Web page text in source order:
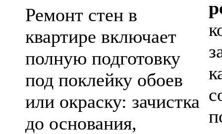
Ремонт стен в
квартире включает
полную подготовку
под поклейку обоев
или окраску: зачистка
до основания,